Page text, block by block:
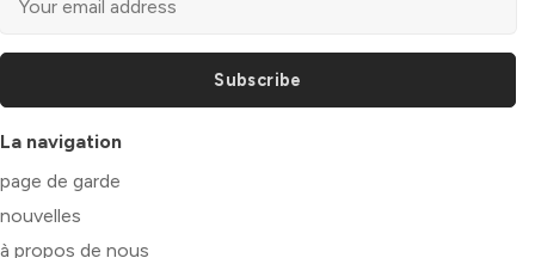
Subscribe
La navigation
page de garde
nouvelles
à propos de nous